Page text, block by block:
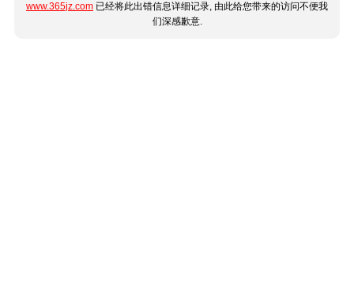
www.365jz.com 已经将此出错信息详细记录, 由此给您带来的访问不便我
们深感歉意.